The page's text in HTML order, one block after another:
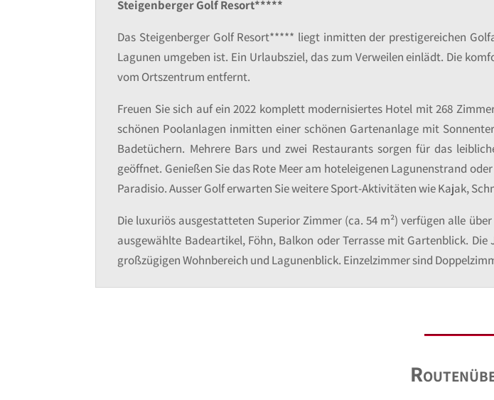
Steigenberger Golf Resort*****
Das Steigenberger Golf Resort***** liegt inmitten der prestigereichen
Lagunen umgeben ist. Ein Urlaubsziel, das zum Verweilen einlädt. Die
vom Ortszentrum entfernt.
Freuen Sie sich auf ein 2022 komplett modernisiertes Hotel mit 268
schönen Poolanlagen inmitten einer schönen Gartenanlage mit
Badetüchern. Mehrere Bars und zwei Restaurants sorgen für das
geöffnet. Genießen Sie das Rote Meer am hoteleigenen Lagunenstrand
Paradisio. Ausser Golf erwarten Sie weitere Sport-Aktivitäten wie Kajak,
Die luxuriös ausgestatteten Superior Zimmer (ca. 54 m²) verfügen alle
ausgewählte Badeartikel, Föhn, Balkon oder Terrasse mit Gartenblick.
großzügigen Wohnbereich und Lagunenblick. Einzelzimmer sind